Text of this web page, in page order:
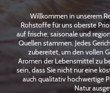
Willkommen in unserem
Rohstoffe für uns oberste
auf frische, saisonale und
Quellen stammen. Jedes
zubereitet, um den vollen
Aromen der Lebensmittel zu
sein, dass Sie nicht nur eine
auch qualitativ hochwertige
Natur